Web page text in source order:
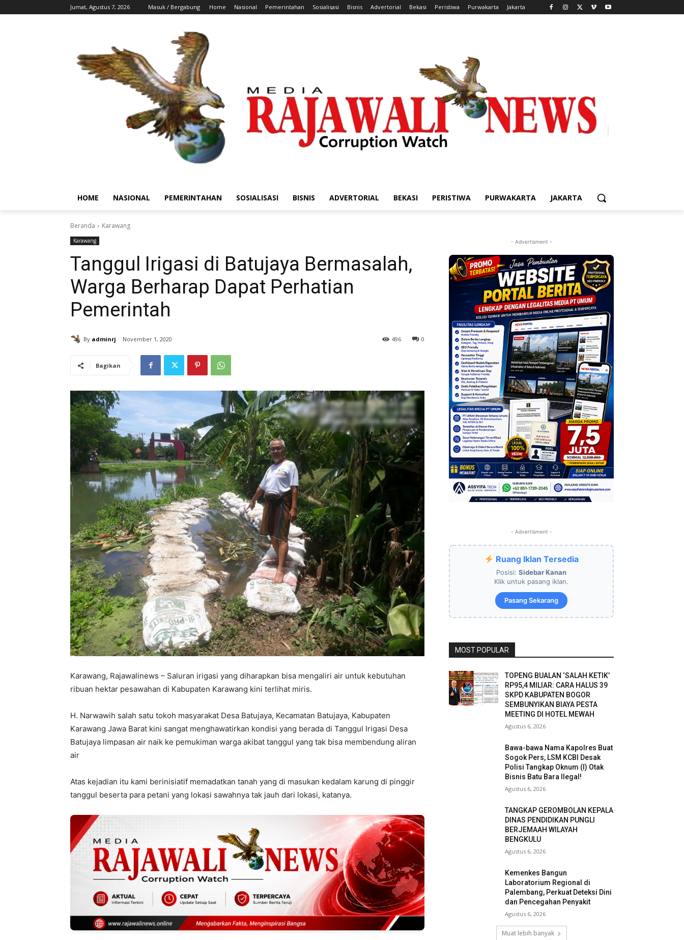
Jumat, Agustus 7, 2026 Masuk / Bergabung Home Nasional Pemerintahan Sosialisasi Bisnis Advertorial Bekasi Peristiwa Purwakarta Jakarta
HOME NASIONAL PEMERINTAHAN SOSIALISASI BISNIS ADVERTORIAL BEKASI PERISTIWA PURWAKARTA JAKARTA
Beranda Karawang
Karawang
Tanggul Irigasi di Batujaya Bermasalah,
Warga Berharap Dapat Perhatian
Pemerintah
By adminrj November 1, 2020 0
496
Bagikan
Karawang, Rajawalinews – Saluran irigasi yang diharapkan bisa mengaliri air untuk kebutuhan
ribuan hektar pesawahan di Kabupaten Karawang kini terlihat miris.
H. Narwawih salah satu tokoh masyarakat Desa Batujaya, Kecamatan Batujaya, Kabupaten
Karawang Jawa Barat kini sangat menghawatirkan kondisi yang berada di Tanggul Irigasi Desa
Batujaya limpasan air naik ke pemukiman warga akibat tanggul yang tak bisa membendung aliran
air
Atas kejadian itu kami berinisiatif memadatkan tanah yang di masukan kedalam karung di pinggir
tanggul beserta para petani yang lokasi sawahnya tak jauh dari lokasi, katanya.
- Advertisment -
- Advertisment -
Ruang Iklan Tersedia
Posisi: Sidebar Kanan
Klik untuk pasang iklan.
Pasang Sekarang
MOST POPULAR
TOPENG BUALAN ‘SALAH KETIK’
RP95,4 MILIAR: CARA HALUS 39
SKPD KABUPATEN BOGOR
SEMBUNYIKAN BIAYA PESTA
MEETING DI HOTEL MEWAH
Agustus 6, 2026
Bawa-bawa Nama Kapolres Buat
Sogok Pers, LSM KCBI Desak
Polisi Tangkap Oknum (I) Otak
Bisnis Batu Bara Ilegal!
Agustus 6, 2026
TANGKAP GEROMBOLAN KEPALA
DINAS PENDIDIKAN PUNGLI
BERJEMAAH WILAYAH
BENGKULU
Agustus 6, 2026
Kemenkes Bangun
Laboratorium Regional di
Palembang, Perkuat Deteksi Dini
dan Pencegahan Penyakit
Agustus 6, 2026
Muat lebih banyak